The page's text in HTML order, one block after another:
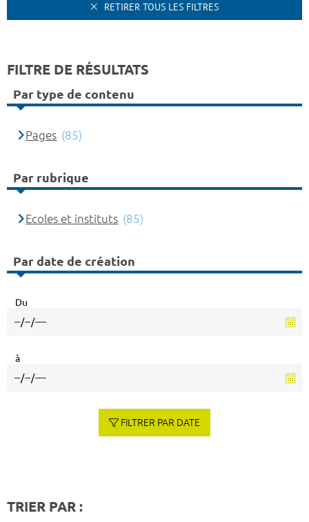
RETIRER TOUS LES FILTRES
FILTRE DE RÉSULTATS
Par type de contenu
Pages (85)
Par rubrique
Ecoles et instituts (85)
Par date de création
Du
à
FILTRER PAR DATE
TRIER PAR :